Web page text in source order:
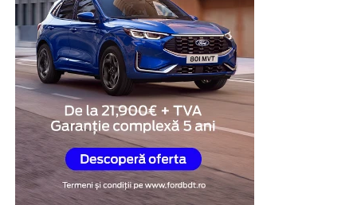
termen scurt
Există și situații în care dificultățile financiare sunt doar
temporare, iar persoana în cauză știe că va dispune de
fondurile necesare peste câteva săptămâni sau luni. În
aceste cazuri, obiectivul nu este obținerea unei finanțări
pe termen lung, ci identificarea unei soluții care să
acopere o nevoie punctuală, fără renunțarea definitivă
la autoturism.